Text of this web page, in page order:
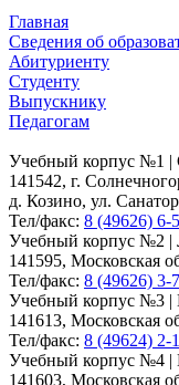
Главная
Сведения об
Абитуриенту
Студенту
Выпускнику
Педагогам
Учебный корпус №1 |
141542, г.
д. Козино, ул.
Тел/факс: 8 (49626) 6-
Учебный корпус №2 |
141595, Московская
Тел/факс: 8 (49626) 3-
Учебный корпус №3 |
141613, Московская
Тел/факс: 8 (49624) 2-
Учебный корпус №4 |
141603, Московская